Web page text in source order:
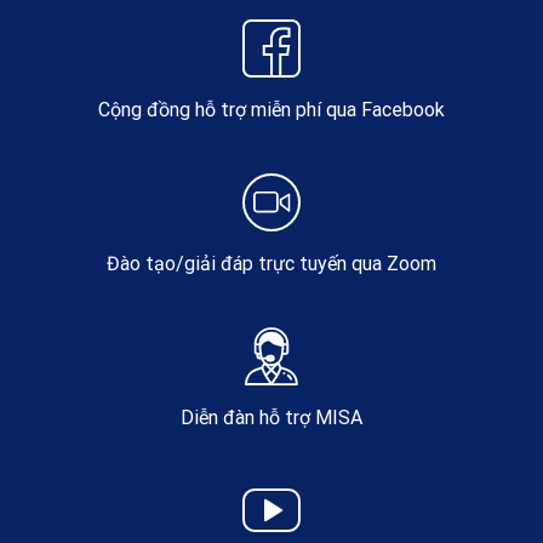
Cộng đồng hỗ trợ miễn phí qua Facebook
Đào tạo/giải đáp trực tuyến qua Zoom
Diễn đàn hỗ trợ MISA